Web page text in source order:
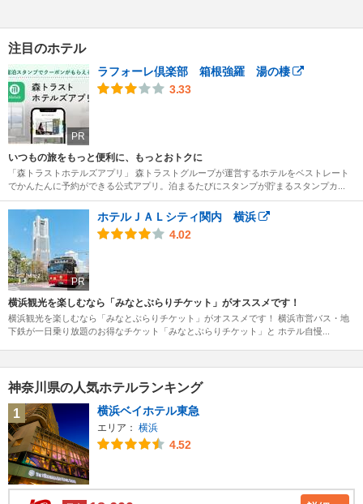
注目のホテル
PR
ラフォーレ倶楽部 箱根強羅 湯の棲
3.33
いつもの旅をもっと便利に、もっとおトクに
「森トラストホテルズアプリ」 森トラストグループが運営するホテルをベストレート
でかんたんに予約ができる公式アプリ。泊まるたびにスタンプが貯まるスタンプカ...
PR
ホテルＪＡＬシティ関内 横浜
4.02
横浜観光を楽しむなら「みなとぶらりチケット」がオススメです！
横浜観光を楽しむなら「みなとぶらりチケット」がオススメです！ 横浜市営バス・地
下鉄が一日乗り放題のお得なチケット「みなとぶらりチケット」と ホテル自慢...
神奈川県の人気ホテルランキング
1
横浜ベイホテル東急
エリア： 横浜
4.52